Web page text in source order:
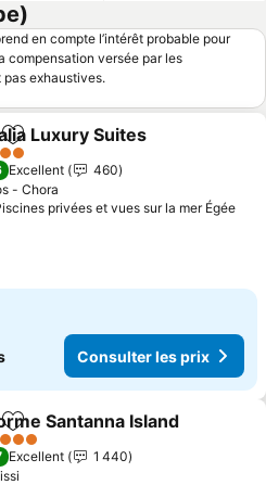
en compte l’intérêt probable pour
compensation versée par les
exhaustives.
Ajouter à mes favoris
Luxury Suites
Excellent
460
- Chora
privées et vues sur la mer Égée
Consulter les prix
Ajouter à mes favoris
Santanna Island
Excellent
1 440